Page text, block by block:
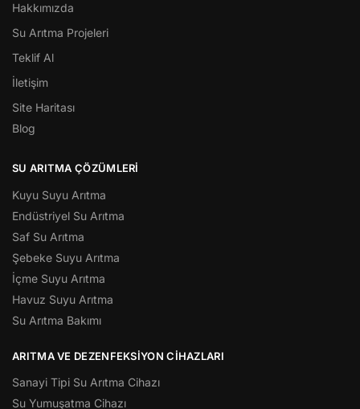
Hakkımızda
Su Arıtma Projeleri
Teklif Al
İletişim
Site Haritası
Blog
SU ARITMA ÇÖZÜMLERI
Kuyu Suyu Arıtma
Endüstriyel Su Arıtma
Saf Su Arıtma
Şebeke Suyu Arıtma
İçme Suyu Arıtma
Havuz Suyu Arıtma
Su Arıtma Bakımı
ARITMA VE DEZENFEKSIYON CIHAZLARI
Sanayi Tipi Su Arıtma Cihazı
Su Yumuşatma Cihazı